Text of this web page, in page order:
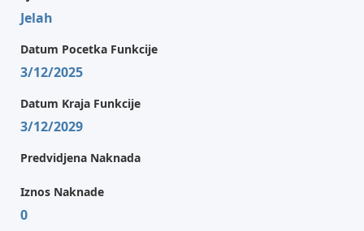
Jelah
Datum Pocetka Funkcije
3/12/2025
Datum Kraja Funkcije
3/12/2029
Predvidjena Naknada
Iznos Naknade
0